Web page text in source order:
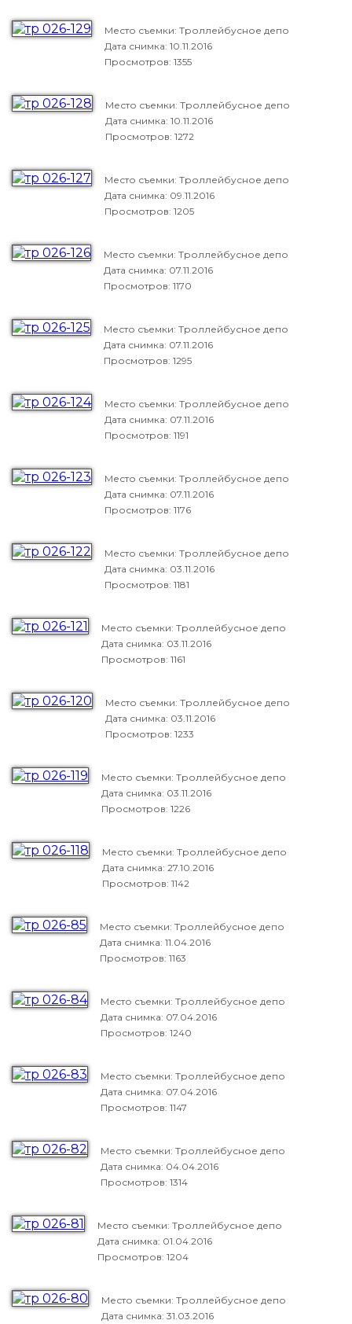
Место съемки: Троллейбусное депо
Дата снимка: 10.11.2016
Просмотров: 1355
Место съемки: Троллейбусное депо
Дата снимка: 10.11.2016
Просмотров: 1272
Место съемки: Троллейбусное депо
Дата снимка: 09.11.2016
Просмотров: 1205
Место съемки: Троллейбусное депо
Дата снимка: 07.11.2016
Просмотров: 1170
Место съемки: Троллейбусное депо
Дата снимка: 07.11.2016
Просмотров: 1295
Место съемки: Троллейбусное депо
Дата снимка: 07.11.2016
Просмотров: 1191
Место съемки: Троллейбусное депо
Дата снимка: 07.11.2016
Просмотров: 1176
Место съемки: Троллейбусное депо
Дата снимка: 03.11.2016
Просмотров: 1181
Место съемки: Троллейбусное депо
Дата снимка: 03.11.2016
Просмотров: 1161
Место съемки: Троллейбусное депо
Дата снимка: 03.11.2016
Просмотров: 1233
Место съемки: Троллейбусное депо
Дата снимка: 03.11.2016
Просмотров: 1226
Место съемки: Троллейбусное депо
Дата снимка: 27.10.2016
Просмотров: 1142
Место съемки: Троллейбусное депо
Дата снимка: 11.04.2016
Просмотров: 1163
Место съемки: Троллейбусное депо
Дата снимка: 07.04.2016
Просмотров: 1240
Место съемки: Троллейбусное депо
Дата снимка: 07.04.2016
Просмотров: 1147
Место съемки: Троллейбусное депо
Дата снимка: 04.04.2016
Просмотров: 1314
Место съемки: Троллейбусное депо
Дата снимка: 01.04.2016
Просмотров: 1204
Место съемки: Троллейбусное депо
Дата снимка: 31.03.2016